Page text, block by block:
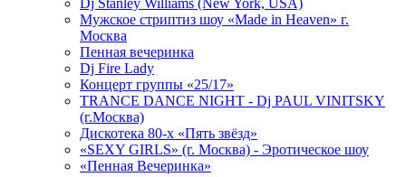
Dj Stanley Williams (New York, USA)
Мужское стриптиз шоу «Made in Heaven» г.
Москва
Пенная вечеринка
Dj Fire Lady
Концерт группы «25/17»
TRANCE DANCE NIGHT - Dj PAUL VINITSKY
(г.Москва)
Дискотека 80-х «Пять звёзд»
«SEXY GIRLS» (г. Москва) - Эротическое шоу
«Пенная Вечеринка»